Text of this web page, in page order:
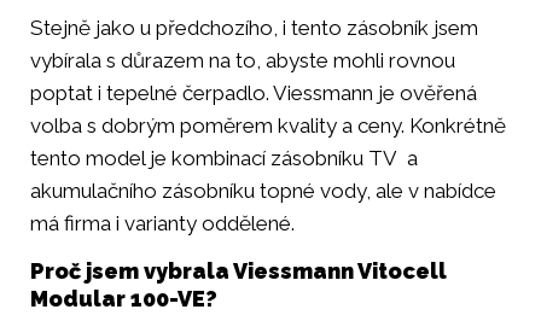
Stejně jako u předchozího, i tento zásobník jsem
vybírala s důrazem na to, abyste mohli rovnou
poptat i tepelné čerpadlo. Viessmann je ověřená
volba s dobrým poměrem kvality a ceny. Konkrétně
tento model je kombinací zásobníku TV a
akumulačního zásobníku topné vody, ale v nabídce
má firma i varianty oddělené.
Proč jsem vybrala Viessmann Vitocell
Modular 100-VE?